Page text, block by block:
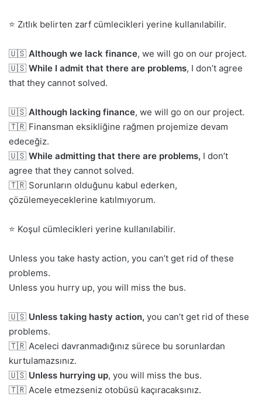
⭐ Zıtlık belirten zarf cümlecikleri yerine kullanılabilir.
🇺🇸 Although we lack finance, we will go on our project.
🇺🇸 While I admit that there are problems, I don’t agree
that they cannot solved.
🇺🇸 Although lacking finance, we will go on our project.
🇹🇷 Finansman eksikliğine rağmen projemize devam
edeceğiz.
🇺🇸 While admitting that there are problems, I don’t
agree that they cannot solved.
🇹🇷 Sorunların olduğunu kabul ederken,
çözülemeyeceklerine katılmıyorum.
⭐ Koşul cümlecikleri yerine kullanılabilir.
Unless you take hasty action, you can’t get rid of these
problems.
Unless you hurry up, you will miss the bus.
🇺🇸 Unless taking hasty action, you can’t get rid of these
problems.
🇹🇷 Aceleci davranmadığınız sürece bu sorunlardan
kurtulamazsınız.
🇺🇸 Unless hurrying up, you will miss the bus.
🇹🇷 Acele etmezseniz otobüsü kaçıracaksınız.